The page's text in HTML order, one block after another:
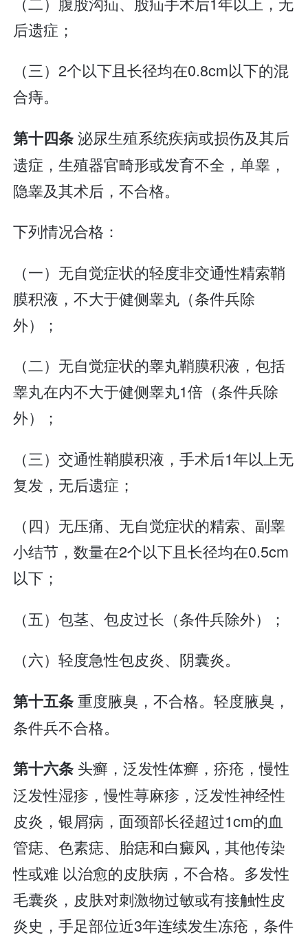
后遗症；
（三）2个以下且长径均在0.8cm以下的混
合痔。
第十四条泌尿生殖系统疾病或损伤及其后
遗症，生殖器官畸形或发育不全，单睾，
隐睾及其术后，不合格。
下列情况合格：
（一）无自觉症状的轻度非交通性精索鞘
膜积液，不大于健侧睾丸（条件兵除
外）；
（二）无自觉症状的睾丸鞘膜积液，包括
睾丸在内不大于健侧睾丸1倍（条件兵除
外）；
（三）交通性鞘膜积液，手术后1年以上无
复发，无后遗症；
（四）无压痛、无自觉症状的精索、副睾
小结节，数量在2个以下且长径均在0.5cm
以下；
（五）包茎、包皮过长（条件兵除外）；
（六）轻度急性包皮炎、阴囊炎。
第十五条重度腋臭，不合格。轻度腋臭，
条件兵不合格。
第十六条 头癣，泛发性体癣，疥疮，慢性
泛发性湿疹，慢性荨麻疹，泛发性神经性
皮炎，银屑病，面颈部长径超过1cm的血
管痣、色素痣、胎痣和白癜风，其他传染
性或难 以治愈的皮肤病，不合格。多发性
毛囊炎，皮肤对刺激物过敏或有接触性皮
炎史，手足部位近3年连续发生冻疮，条件